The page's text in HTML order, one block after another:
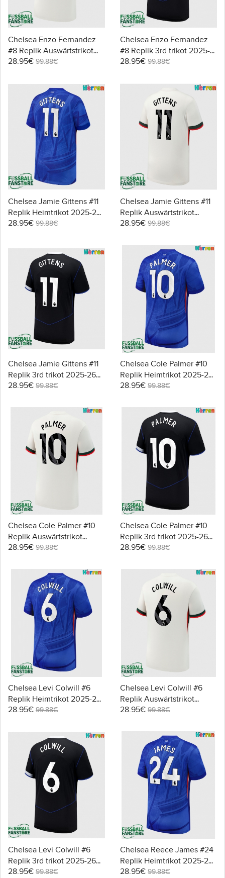
Chelsea Enzo Fernandez
#8 Replik Auswärtstrikot
2025-26 Kurzarm
28.95€ 99.88€
Chelsea Enzo Fernandez
#8 Replik 3rd trikot 2025-
26 Kurzarm
28.95€ 99.88€
Chelsea Jamie Gittens #11
Replik Heimtrikot 2025-26
Kurzarm
28.95€ 99.88€
Chelsea Jamie Gittens #11
Replik Auswärtstrikot
2025-26 Kurzarm
28.95€ 99.88€
Chelsea Jamie Gittens #11
Replik 3rd trikot 2025-26
Kurzarm
28.95€ 99.88€
Chelsea Cole Palmer #10
Replik Heimtrikot 2025-26
Kurzarm
28.95€ 99.88€
Chelsea Cole Palmer #10
Replik Auswärtstrikot
2025-26 Kurzarm
28.95€ 99.88€
Chelsea Cole Palmer #10
Replik 3rd trikot 2025-26
Kurzarm
28.95€ 99.88€
Chelsea Levi Colwill #6
Replik Heimtrikot 2025-26
Kurzarm
28.95€ 99.88€
Chelsea Levi Colwill #6
Replik Auswärtstrikot
2025-26 Kurzarm
28.95€ 99.88€
Chelsea Levi Colwill #6
Replik 3rd trikot 2025-26
Kurzarm
28.95€ 99.88€
Chelsea Reece James #24
Replik Heimtrikot 2025-26
Kurzarm
28.95€ 99.88€